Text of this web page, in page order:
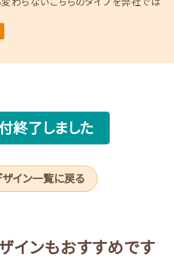
終了しました
イン一覧に戻る
インもおすすめです